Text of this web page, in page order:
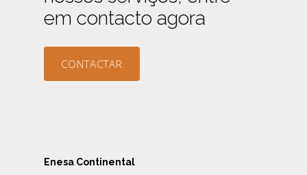
em contacto agora
CONTACTAR
Enesa Continental